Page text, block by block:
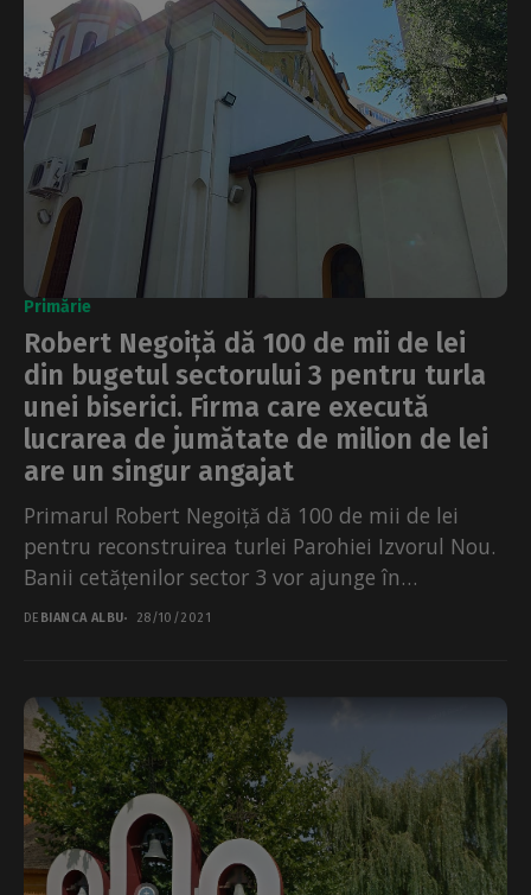
Primărie
Robert Negoiță dă 100 de mii de lei
din bugetul sectorului 3 pentru turla
unei biserici. Firma care execută
lucrarea de jumătate de milion de lei
are un singur angajat
Primarul Robert Negoiță dă 100 de mii de lei
pentru reconstruirea turlei Parohiei Izvorul Nou.
Banii cetățenilor sector 3 vor ajunge în
buzunarul...
DE BIANCA ALBU 28/10/2021